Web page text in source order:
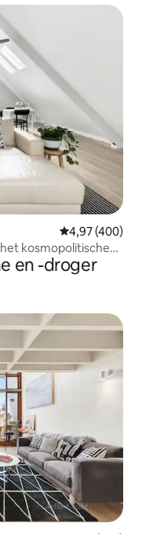
Gemiddelde
4,97 (400)
kosmopolitische
en -droger